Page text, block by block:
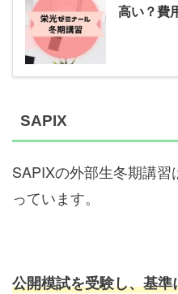
高い？費
SAPIX
SAPIXの外部生冬期講
っています。
公開模試を受験し、基